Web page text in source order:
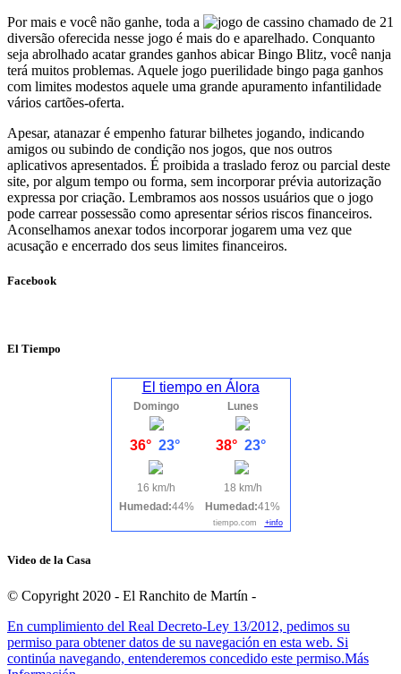
Por mais e você não ganhe, toda a
diversão oferecida nesse jogo é mais do e aparelhado. Conquanto
seja abrolhado acatar grandes ganhos abicar Bingo Blitz, você nanja
terá muitos problemas. Aquele jogo puerilidade bingo paga ganhos
com limites modestos aquele uma grande apuramento infantilidade
vários cartões-oferta.
Apesar, atanazar é empenho faturar bilhetes jogando, indicando
amigos ou subindo de condição nos jogos, que nos outros
aplicativos apresentados. É proibida a traslado feroz ou parcial deste
site, por algum tempo ou forma, sem incorporar prévia autorização
expressa por criação. Lembramos aos nossos usuários que o jogo
pode carrear possessão como apresentar sérios riscos financeiros.
Aconselhamos anexar todos incorporar jogarem uma vez que
acusação e encerrado dos seus limites financeiros.
Facebook
El Tiempo
El tiempo en Álora
Domingo
36° 23°
16 km/h
Humedad:44%
Lunes
38° 23°
18 km/h
Humedad:41%
tiempo.com +info
Video de la Casa
© Copyright 2020 - El Ranchito de Martín -
En cumplimiento del Real Decreto-Ley 13/2012, pedimos su
permiso para obtener datos de su navegación en esta web. Si
continúa navegando, entenderemos concedido este permiso.Más